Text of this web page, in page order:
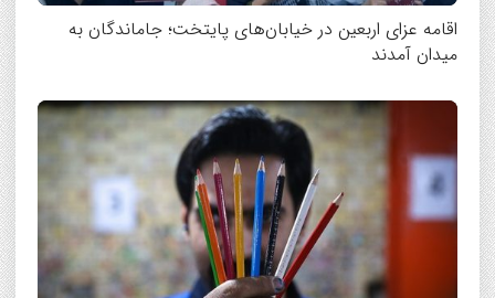
اقامه عزای اربعین در خیابان‌های پایتخت؛ جاماندگان به
میدان آمدند